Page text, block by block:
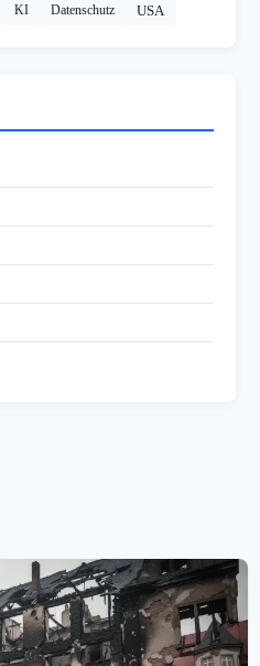
KI Datenschutz USA